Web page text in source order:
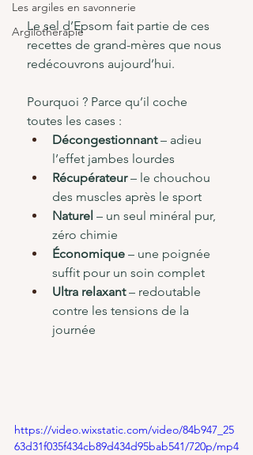
Les argiles en savonnerie
Argilothérapie
Le sel d’Epsom fait partie de ces
recettes de grand-mères que nous
redécouvrons aujourd’hui.
Pourquoi ? Parce qu’il coche
toutes les cases :
Décongestionnant – adieu
l’effet jambes lourdes
Récupérateur – le chouchou
des muscles après le sport
Naturel – un seul minéral pur,
zéro chimie
Économique – une poignée
suffit pour un soin complet
Ultra relaxant – redoutable
contre les tensions de la
journée
https://video.wixstatic.com/video/84b947_25
63d31f035f434cb89d434d95bab541/720p/mp4